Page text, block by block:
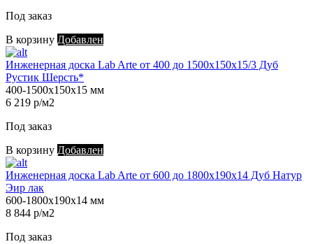
Под заказ
В корзину Добавлен
Инженерная доска Lab Arte от 400 до 1500х150х15/3 Дуб
Рустик Шерсть*
400-1500х150х15 мм
6 219 р/м2
Под заказ
В корзину Добавлен
Инженерная доска Lab Arte от 600 до 1800х190х14 Дуб Натур
Эир лак
600-1800х190х14 мм
8 844 р/м2
Под заказ